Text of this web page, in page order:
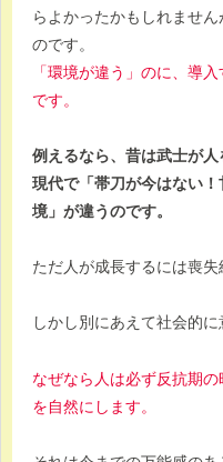
らよかったかもしれませ
のです。
「環境が違う」のに、導
です。
例えるなら、昔は武士が人
現代で「帯刀が今はない
境」が違うのです。
ただ人が成長するには喪失
しかし別にあえて社会的
なぜなら人は必ず反抗期
を自然にします。